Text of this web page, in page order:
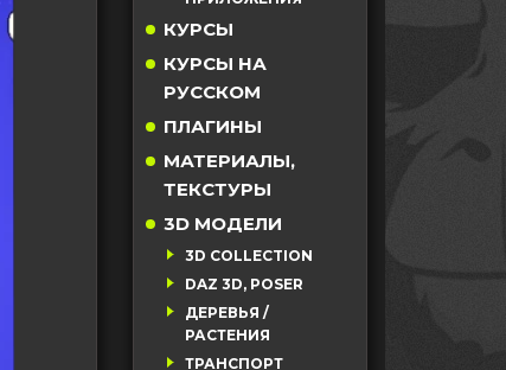
КУРСЫ
КУРСЫ НА
РУССКОМ
ПЛАГИНЫ
МАТЕРИАЛЫ,
ТЕКСТУРЫ
3D МОДЕЛИ
3D COLLECTION
DAZ 3D, POSER
ДЕРЕВЬЯ /
РАСТЕНИЯ
ТРАНСПОРТ